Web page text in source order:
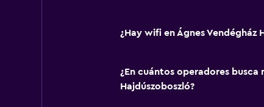
¿Hay wifi en Ágnes Vendégház
¿En cuántos operadores busca
Hajdúszoboszló?